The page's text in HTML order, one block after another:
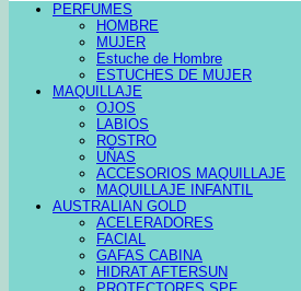
PERFUMES
HOMBRE
MUJER
Estuche de Hombre
ESTUCHES DE MUJER
MAQUILLAJE
OJOS
LABIOS
ROSTRO
UÑAS
ACCESORIOS MAQUILLAJE
MAQUILLAJE INFANTIL
AUSTRALIAN GOLD
ACELERADORES
FACIAL
GAFAS CABINA
HIDRAT AFTERSUN